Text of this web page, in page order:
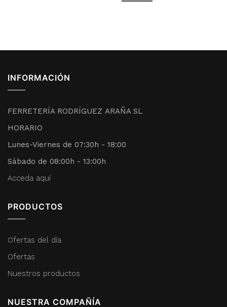
INFORMACIÓN
FERRETERÍA RODRÍGUEZ ARAÑA SL
HORARIO
Lunes-Viernes de 07:30h - 18:00
Sábado de 08:00h - 13:00h
Acceda aquí
PRODUCTOS
Ofertas del día
Ofertas
Nuestros productos
NUESTRA COMPAÑÍA